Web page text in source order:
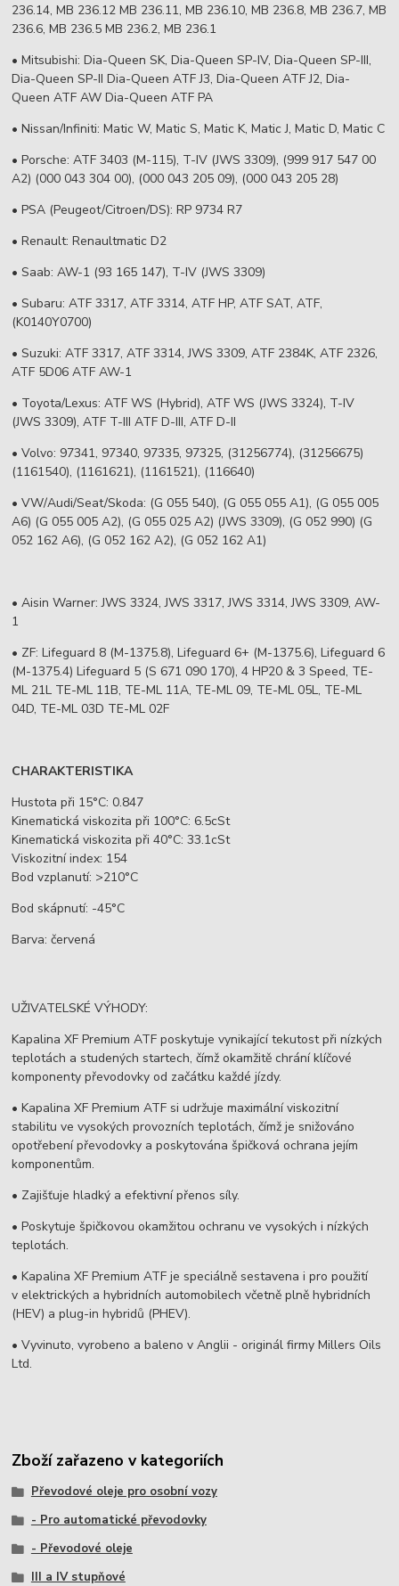
236.14, MB 236.12 MB 236.11, MB 236.10, MB 236.8, MB 236.7, MB
236.6, MB 236.5 MB 236.2, MB 236.1
• Mitsubishi: Dia-Queen SK, Dia-Queen SP-IV, Dia-Queen SP-III,
Dia-Queen SP-II Dia-Queen ATF J3, Dia-Queen ATF J2, Dia-
Queen ATF AW Dia-Queen ATF PA
• Nissan/Infiniti: Matic W, Matic S, Matic K, Matic J, Matic D, Matic C
• Porsche: ATF 3403 (M-115), T-IV (JWS 3309), (999 917 547 00
A2) (000 043 304 00), (000 043 205 09), (000 043 205 28)
• PSA (Peugeot/Citroen/DS): RP 9734 R7
• Renault: Renaultmatic D2
• Saab: AW-1 (93 165 147), T-IV (JWS 3309)
• Subaru: ATF 3317, ATF 3314, ATF HP, ATF SAT, ATF,
(K0140Y0700)
• Suzuki: ATF 3317, ATF 3314, JWS 3309, ATF 2384K, ATF 2326,
ATF 5D06 ATF AW-1
• Toyota/Lexus: ATF WS (Hybrid), ATF WS (JWS 3324), T-IV
(JWS 3309), ATF T-III ATF D-III, ATF D-II
• Volvo: 97341, 97340, 97335, 97325, (31256774), (31256675)
(1161540), (1161621), (1161521), (116640)
• VW/Audi/Seat/Skoda: (G 055 540), (G 055 055 A1), (G 055 005
A6) (G 055 005 A2), (G 055 025 A2) (JWS 3309), (G 052 990) (G
052 162 A6), (G 052 162 A2), (G 052 162 A1)
• Aisin Warner: JWS 3324, JWS 3317, JWS 3314, JWS 3309, AW-
1
• ZF: Lifeguard 8 (M-1375.8), Lifeguard 6+ (M-1375.6), Lifeguard 6
(M-1375.4) Lifeguard 5 (S 671 090 170), 4 HP20 & 3 Speed, TE-
ML 21L TE-ML 11B, TE-ML 11A, TE-ML 09, TE-ML 05L, TE-ML
04D, TE-ML 03D TE-ML 02F
CHARAKTERISTIKA
Hustota při 15°C: 0.847
Kinematická viskozita při 100°C: 6.5cSt
Kinematická viskozita při 40°C: 33.1cSt
Viskozitní index: 154
Bod vzplanutí: >210°C
Bod skápnutí: -45°C
Barva: červená
UŽIVATELSKÉ VÝHODY:
Kapalina XF Premium ATF poskytuje vynikající tekutost při nízkých
teplotách a studených startech, čímž okamžitě chrání klíčové
komponenty převodovky od začátku každé jízdy.
• Kapalina XF Premium ATF si udržuje maximální viskozitní
stabilitu ve vysokých provozních teplotách, čímž je snižováno
opotřebení převodovky a poskytována špičková ochrana jejím
komponentům.
• Zajišťuje hladký a efektivní přenos síly.
• Poskytuje špičkovou okamžitou ochranu ve vysokých i nízkých
teplotách.
• Kapalina XF Premium ATF je speciálně sestavena i pro použití
v elektrických a hybridních automobilech včetně plně hybridních
(HEV) a plug-in hybridů (PHEV).
• Vyvinuto, vyrobeno a baleno v Anglii - originál firmy Millers Oils
Ltd.
Zboží zařazeno v kategoriích
Převodové oleje pro osobní vozy
- Pro automatické převodovky
- Převodové oleje
III a IV stupňové